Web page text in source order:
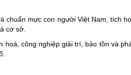
chuẩn mực con người Việt Nam, tích
cơ sở.
công nghiệp giải trí, bảo tồn và